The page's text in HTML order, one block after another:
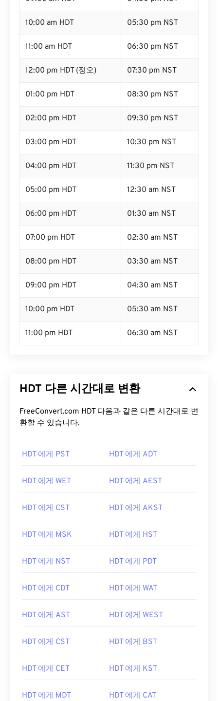
10:00 am HDT 05:30 pm NST
11:00 am HDT 06:30 pm NST
12:00 pm HDT (정오) 07:30 pm NST
01:00 pm HDT 08:30 pm NST
02:00 pm HDT 09:30 pm NST
03:00 pm HDT 10:30 pm NST
04:00 pm HDT 11:30 pm NST
05:00 pm HDT 12:30 am NST
06:00 pm HDT 01:30 am NST
07:00 pm HDT 02:30 am NST
08:00 pm HDT 03:30 am NST
09:00 pm HDT 04:30 am NST
10:00 pm HDT 05:30 am NST
11:00 pm HDT 06:30 am NST
HDT 다른 시간대로 변환
FreeConvert.com HDT 다음과 같은 다른 시간대로 변
환할 수 있습니다.
HDT 에게 PST HDT 에게 ADT
HDT 에게 WET HDT 에게 AEST
HDT 에게 CST HDT 에게 AKST
HDT 에게 MSK HDT 에게 HST
HDT 에게 NST HDT 에게 PDT
HDT 에게 CDT HDT 에게 WAT
HDT 에게 AST HDT 에게 WEST
HDT 에게 CST HDT 에게 BST
HDT 에게 CET HDT 에게 KST
HDT 에게 MDT HDT 에게 CAT